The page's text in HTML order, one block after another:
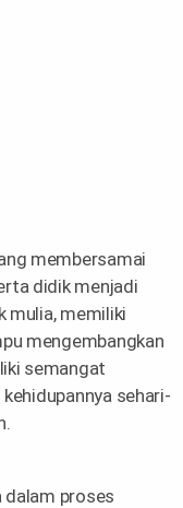
membersamai
didik menjadi
mulia, memiliki
mengembangkan
semangat
sehari-
dalam proses